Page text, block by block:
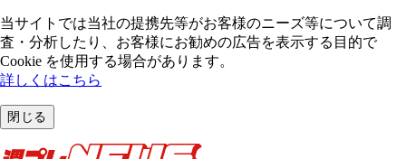
当サイトでは当社の提携先等がお客様のニーズ等について調
査・分析したり、お客様にお勧めの広告を表⽰する⽬的で
Cookie を使⽤する場合があります。
詳しくはこちら
閉じる